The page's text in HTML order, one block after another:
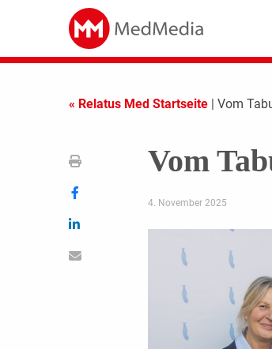
« Relatus Med Startseite | Vom
Vom
4. November 2025